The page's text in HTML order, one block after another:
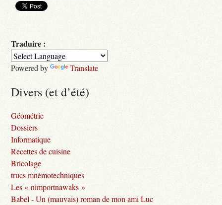
Traduire :
Powered by Translate
Divers (et d’été)
Géométrie
Dossiers
Informatique
Recettes de cuisine
Bricolage
trucs mnémotechniques
Les « nimportnawaks »
Babel - Un (mauvais) roman de mon ami Luc